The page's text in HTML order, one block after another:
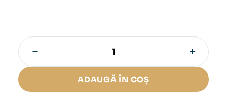
Etui
Edition
− +
ADAUGĂ ÎN COȘ